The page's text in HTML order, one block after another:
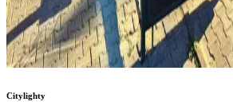
Citylighty